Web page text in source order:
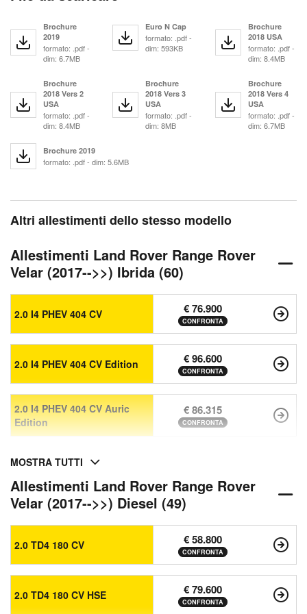
Brochure
2019
formato: .pdf -
dim: 6.7MB
Euro N Cap
formato: .pdf -
dim: 593KB
Brochure
2018 USA
formato: .pdf -
dim: 8.4MB
Brochure
2018 Vers 2
USA
formato: .pdf -
dim: 8.4MB
Brochure
2018 Vers 3
USA
formato: .pdf -
dim: 8MB
Brochure
2018 Vers 4
USA
formato: .pdf -
dim: 6.7MB
Brochure 2019
formato: .pdf - dim: 5.6MB
Altri allestimenti dello stesso modello
Allestimenti Land Rover Range Rover
Velar (2017-->>) Ibrida (60)
2.0 I4 PHEV 404 CV € 76.900
CONFRONTA
2.0 I4 PHEV 404 CV Edition € 96.600
CONFRONTA
2.0 I4 PHEV 404 CV Auric
Edition
€ 86.315
CONFRONTA
MOSTRA TUTTI
Allestimenti Land Rover Range Rover
Velar (2017-->>) Diesel (49)
2.0 TD4 180 CV € 58.800
CONFRONTA
2.0 TD4 180 CV HSE € 79.600
CONFRONTA